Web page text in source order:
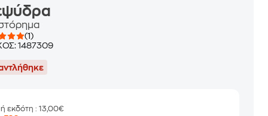
(1)
1487309
εκδότη: 13,00€